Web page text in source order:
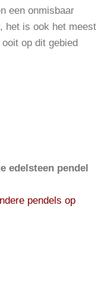
een onmisbaar
het is ook het meest
op dit gebied
edelsteen pendel
pendels op